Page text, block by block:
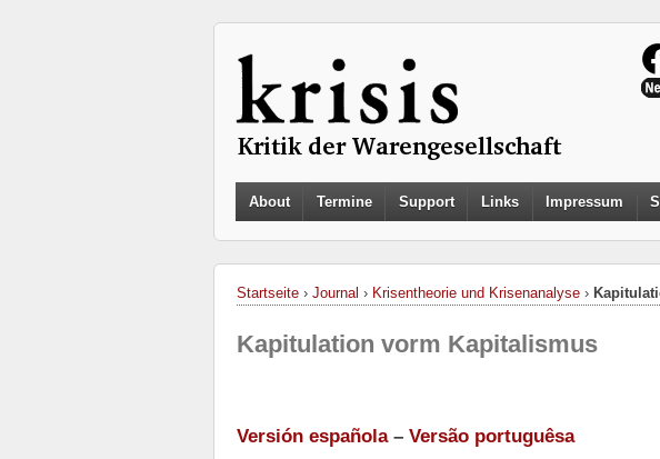
About Termine Support Links Impressum
Startseite › Journal › Krisentheorie und Krisenanalyse ›
Kapitulation vorm Kapitalismus
Versión española– Versão portuguêsa